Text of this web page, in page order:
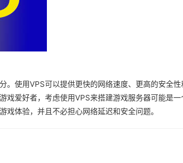
。使用VPS可以提供更快的网络速度、更高的安全性
戏爱好者，考虑使用VPS来搭建游戏服务器可能是一
体验，并且不必担心网络延迟和安全问题。